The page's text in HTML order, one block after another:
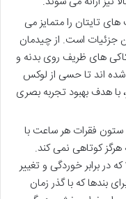
تایتان را متمایز می
جزئیات است. از چیدمان
های ظریف روی بدنه و
اند تا حسی از لوکس
با هدف بهبود تجربه بصری
ستون فقرات هر ساعت با
هرگز کوتاهی نمی کند.
که در برابر خوردگی و تغییر
بندها که با گذر زمان